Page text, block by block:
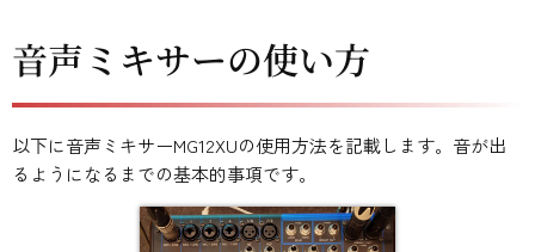
音声ミキサーの使い方
以下に音声ミキサーMG12XUの使用方法を記載します。音が出
るようになるまでの基本的事項です。